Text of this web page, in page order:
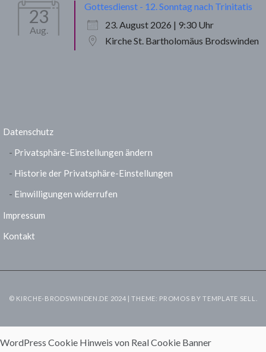
23
Aug.
Gottesdienst - 12. Sonntag nach Trinitatis
23. August 2026 | 9:30 Uhr
Kirche St. Bartholomäus Brodswinden
Datenschutz
Privatsphäre-Einstellungen ändern
Historie der Privatsphäre-Einstellungen
Einwilligungen widerrufen
Impressum
Kontakt
© KIRCHE-BRODSWINDEN.DE 2024 | THEME: PROMOS BYTEMPLATE SELL
WordPress Cookie Hinweis von Real Cookie Banner